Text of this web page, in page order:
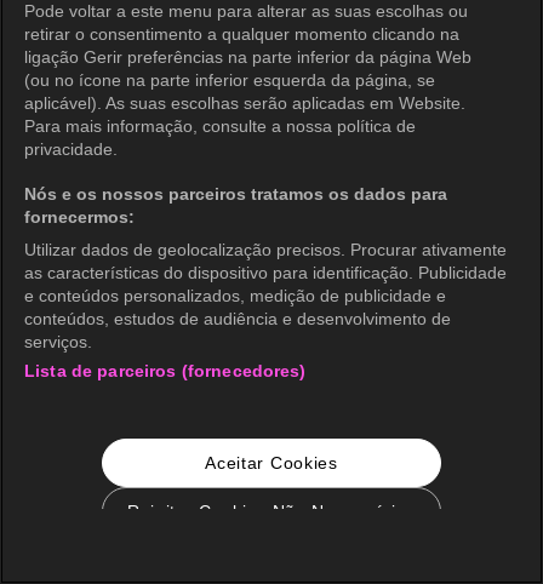
Pode voltar a este menu para alterar as suas escolhas ou
retirar o consentimento a qualquer momento clicando na
ligação Gerir preferências na parte inferior da página Web
(ou no ícone na parte inferior esquerda da página, se
aplicável). As suas escolhas serão aplicadas em Website.
Para mais informação, consulte a nossa política de
privacidade.
Nós e os nossos parceiros tratamos os dados para
fornecermos:
Utilizar dados de geolocalização precisos. Procurar ativamente
as características do dispositivo para identificação. Publicidade
e conteúdos personalizados, medição de publicidade e
conteúdos, estudos de audiência e desenvolvimento de
serviços.
Lista de parceiros (fornecedores)
Aceitar Cookies
Rejeitar Cookies Não Necessários